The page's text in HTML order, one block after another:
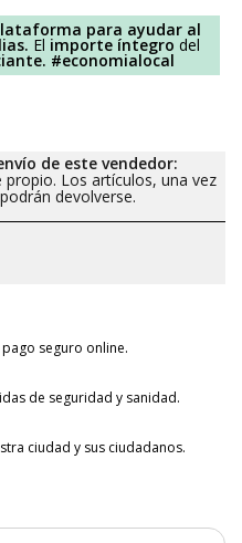
para ayudar al
El importe íntegro del
#economialocal
de este vendedor:
Los artículos, una vez
devolverse.
seguro online.
de seguridad y sanidad.
ciudad y sus ciudadanos.